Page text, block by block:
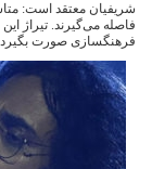
شریفیان معتقد است:
فاصله می‌گیرند. تیراژ
فرهنگسازی صورت بگیرد